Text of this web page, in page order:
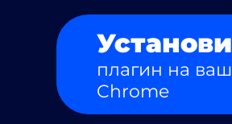
Установи
плагин на ваш
Chrome